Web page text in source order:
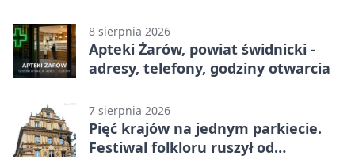
8 sierpnia 2026
Apteki Żarów, powiat świdnicki -
adresy, telefony, godziny otwarcia
7 sierpnia 2026
Pięć krajów na jednym parkiecie.
Festiwal folkloru ruszył od